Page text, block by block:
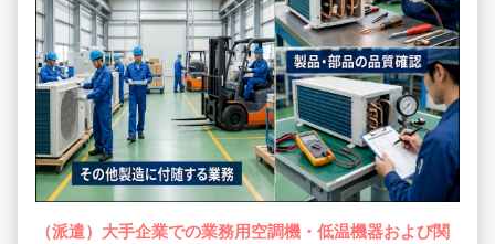
（派遣）大手企業での業務用空調機・低温機器および関